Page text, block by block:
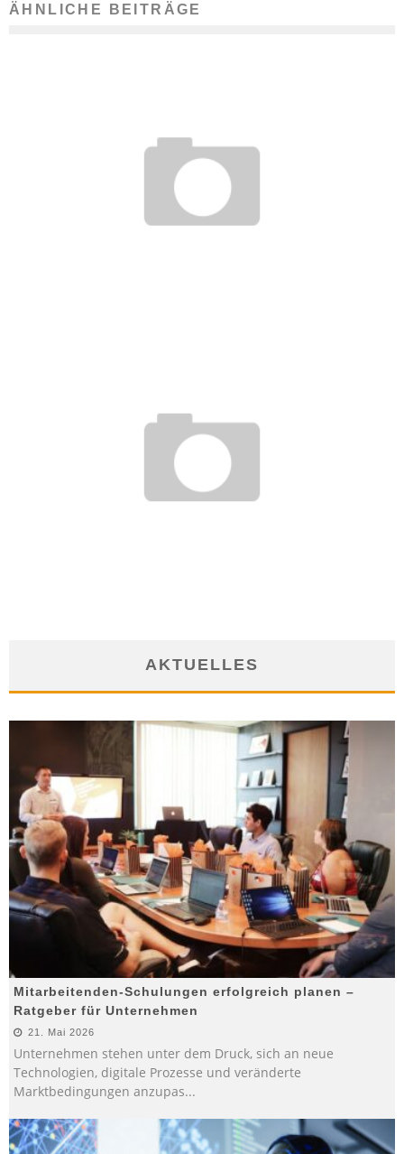
ÄHNLICHE BEITRÄGE
AKTUELLES
Mitarbeitenden-Schulungen erfolgreich planen –
Ratgeber für Unternehmen
21. Mai 2026
Unternehmen stehen unter dem Druck, sich an neue
Technologien, digitale Prozesse und veränderte
Marktbedingungen anzupas...